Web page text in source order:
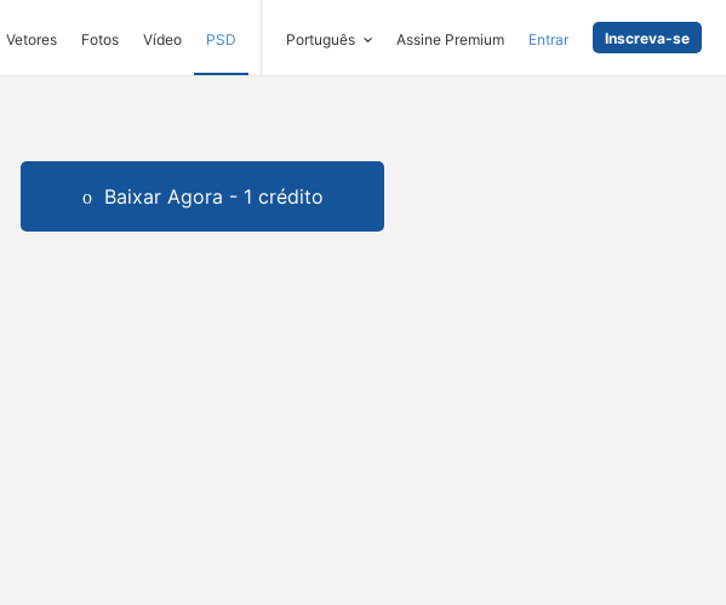
Vetores Fotos Vídeo PSD Português Assine Premium Entrar Inscreva-se
Baixar Agora - 1 crédito